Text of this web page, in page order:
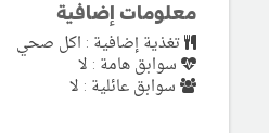
معلومات إضافية
تغذية إضافية : اكل صحي
سوابق هامة : لا
سوابق عائلية : لا